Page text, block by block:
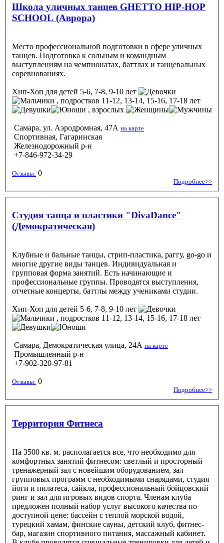
Школа уличных танцев GHETTO HIP-HOP
SCHOOL (Аврора)
Место профессиональной подготовки в сфере уличных
танцев. Подготовка к сольным и командным
выступлениям на чемпионатах, баттлах и танцевальных
соревнованиях.
Хип-Хоп для детей 5-6, 7-8, 9-10 лет
, подростков 11-12, 13-14, 15-16, 17-18 лет
, взрослых
Самара, ул. Аэродромная, 47А на карте
Спортивная, Гагаринская
Железнодорожный р-н
+7-846-972-34-29
Отзывы: 0
Подробнее>>
Студия танца и пластики "DivaDance"
(Демократическая)
Клубные и бальные танцы, стрип-пластика, раггу, go-go и
многие другие виды танцев. Индивидуальная и
групповая форма занятий. Есть начинающие и
профессиональные группы. Проводятся выступления,
отчетные концерты, баттлы между учениками студии.
Хип-Хоп для детей 5-6, 7-8, 9-10 лет
, подростков 11-12, 13-14, 15-16, 17-18 лет
Самара, Демократическая улица, 24А на карте
Промышленный р-н
+7-902-320-97-81
Отзывы: 0
Подробнее>>
Территория Фитнеса
На 3500 кв. м. располагается все, что необходимо для
комфортных занятий фитнесом: светлый и просторный
тренажерный зал с новейшим оборудованием, зал
групповых программ с необходимыми снарядами, студия
йоги и пилатеса, сайкла, профессиональный бойцовский
ринг и зал для игровых видов спорта. Членам клуба
предложен полный набор услуг высокого качества по
доступной цене: бассейн с теплой морской водой,
турецкий хамам, финские сауны, детский клуб, фитнес-
бар, магазин спортивного питания, массажный кабинет.